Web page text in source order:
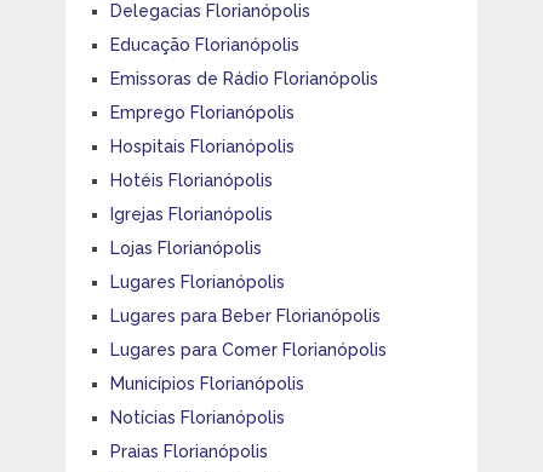
Delegacias Florianópolis
Educação Florianópolis
Emissoras de Rádio Florianópolis
Emprego Florianópolis
Hospitais Florianópolis
Hotéis Florianópolis
Igrejas Florianópolis
Lojas Florianópolis
Lugares Florianópolis
Lugares para Beber Florianópolis
Lugares para Comer Florianópolis
Municípios Florianópolis
Notícias Florianópolis
Praias Florianópolis